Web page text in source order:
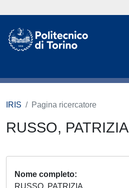
IRIS Pagina ricercatore
RUSSO, PATRIZIA
Nome completo